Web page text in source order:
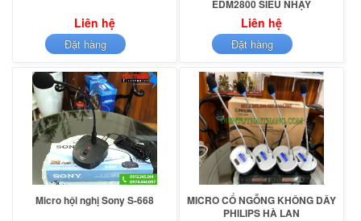
Liên hệ
Đặt hàng
EDM2800 SIÊU NHẠY
Liên hệ
Đặt hàng
Micro hội nghị Sony S-668
MICRO CỔ NGỖNG KHÔNG DÂY
PHILIPS HÀ LAN